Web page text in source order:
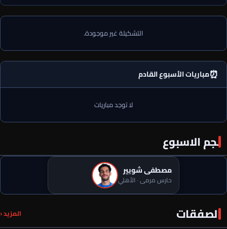
التشكيلة غير موجودة.
⏰مباريات الأسبوع القادم
لا توجد مباريات
نجم الاسبوع
مصطفى شوبير
حارس مرمى · الأهلي
الصفقات المزيد ‹ الجزائري منصف بقرار يطير إلى إسبانيا للأنضمام لمعسكر الأهلي